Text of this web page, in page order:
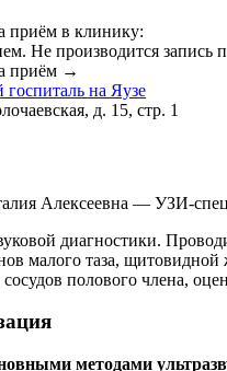
приём в клинику:
Не производится
приём →
на Яузе
д. 15, стр. 1
Алексеевна — УЗИ-
диагностики.
малого таза,
сосудов полового члена,
методами